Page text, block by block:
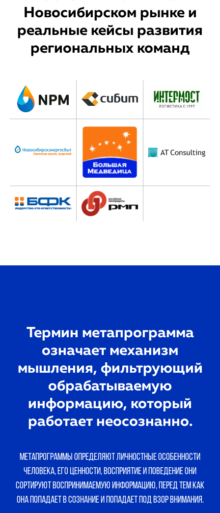
Новосибирском рынке и
реальные кейсы развития
региональных команд
Термин метапрограмма
означает механизм
мышления, фильтрующий
обрабатываемую
информацию, который
работает неосознанно.
Метапрограммы определяют личностные особенности
человека, его ценности, восприятие и поведение Они
сортируют воспринимаемую информацию, перед тем как
она попадает в сознание и попадает под взор внимания.